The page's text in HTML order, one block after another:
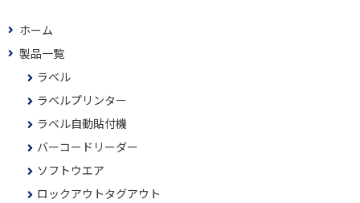
ホーム
製品一覧
ラベル
ラベルプリンター
ラベル自動貼付機
バーコードリーダー
ソフトウエア
ロックアウトタグアウト